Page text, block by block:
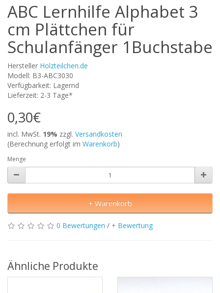
ABC Lernhilfe Alphabet 3
cm Plättchen für
Schulanfänger 1Buchstabe
Hersteller Holzteilchen.de
Modell: B3-ABC3030
Verfügbarkeit: Lagernd
Lieferzeit: 2-3 Tage*
0,30€
incl. MwSt. 19% zzgl. Versandkosten
(Berechnung erfolgt im Warenkorb)
Menge
+ Warenkorb
0 Bewertungen / + Bewertung
Ähnliche Produkte